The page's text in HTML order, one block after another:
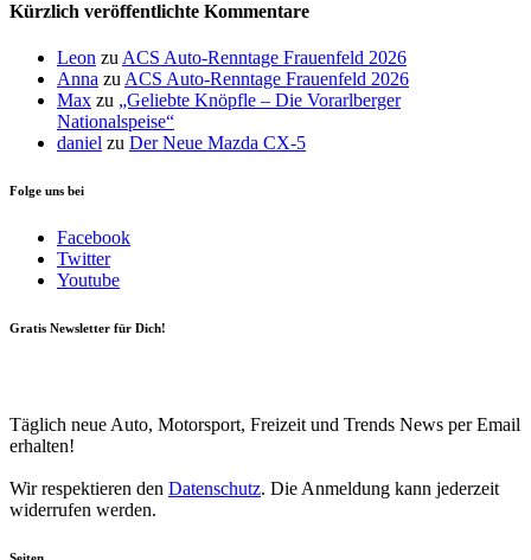
Kürzlich veröffentlichte Kommentare
Leon zuACS Auto-Renntage Frauenfeld 2026
Anna zuACS Auto-Renntage Frauenfeld 2026
Max zu „Geliebte Knöpfle – Die Vorarlberger
Nationalspeise“
daniel zu Der Neue Mazda CX-5
Folge uns bei
Facebook
Twitter
Youtube
Gratis Newsletter für Dich!
Täglich neue Auto, Motorsport, Freizeit und Trends News per Email
erhalten!
Wir respektieren den Datenschutz. Die Anmeldung kann jederzeit
widerrufen werden.